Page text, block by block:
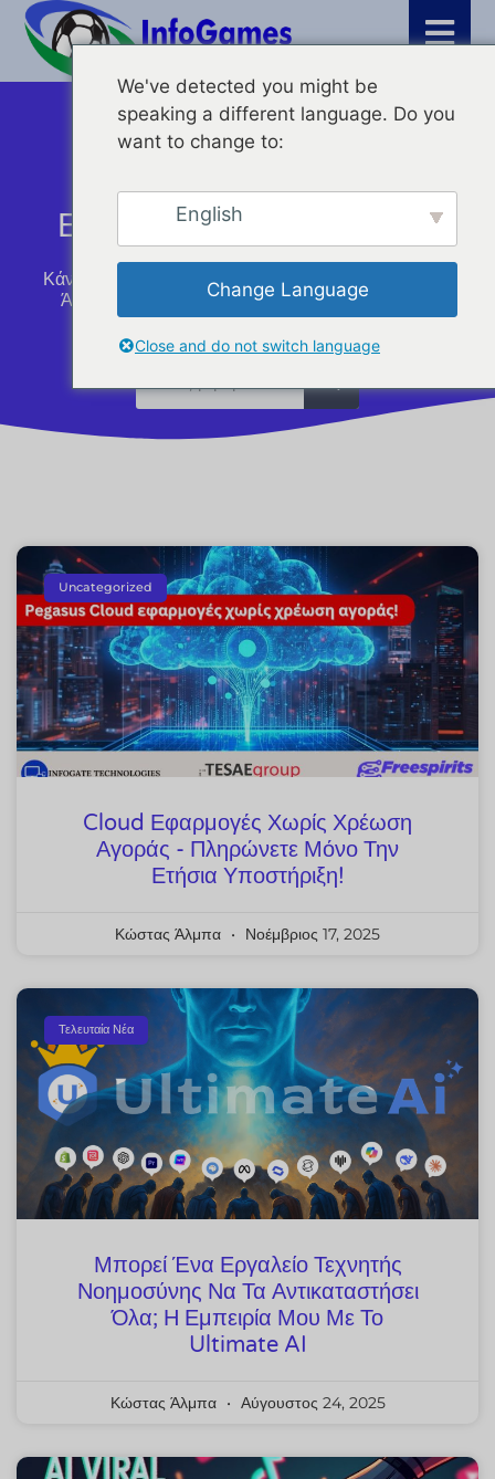
Εξερευνήστε Το Blog Μας
Κάντε Ένα Διάλειμμα Και Διαβάστε Όλα Τα Τελευταία
Άρθρα Και Σχόλια Σχετικά Με Τις Ευκαιρίες Που
Προστέθηκαν Από Τα Μέλη Μας.
Uncategorized
Cloud Εφαρμογές Χωρίς Χρέωση
Αγοράς - Πληρώνετε Μόνο Την
Ετήσια Υποστήριξη!
Κώστας Άλμπα Νοέμβριος 17, 2025
Τελευταία Νέα
Μπορεί Ένα Εργαλείο Τεχνητής
Νοημοσύνης Να Τα Αντικαταστήσει
Όλα; Η Εμπειρία Μου Με Το
Ultimate AI
Κώστας Άλμπα Αύγουστος 24, 2025
We've detected you might be
speaking a different language. Do you
want to change to:
English
Change Language
Close and do not switch language